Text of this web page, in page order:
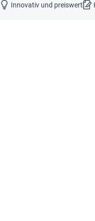
Innovativ und preiswert